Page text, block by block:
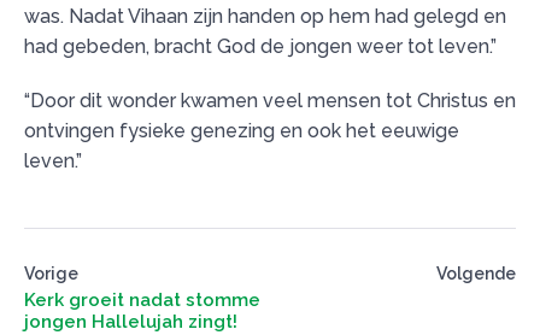
was. Nadat Vihaan zijn handen op hem had gelegd en
had gebeden, bracht God de jongen weer tot leven.”
“Door dit wonder kwamen veel mensen tot Christus en
ontvingen fysieke genezing en ook het eeuwige
leven.”
Vorige
Kerk groeit nadat stomme
jongen Hallelujah zingt!
Volgende